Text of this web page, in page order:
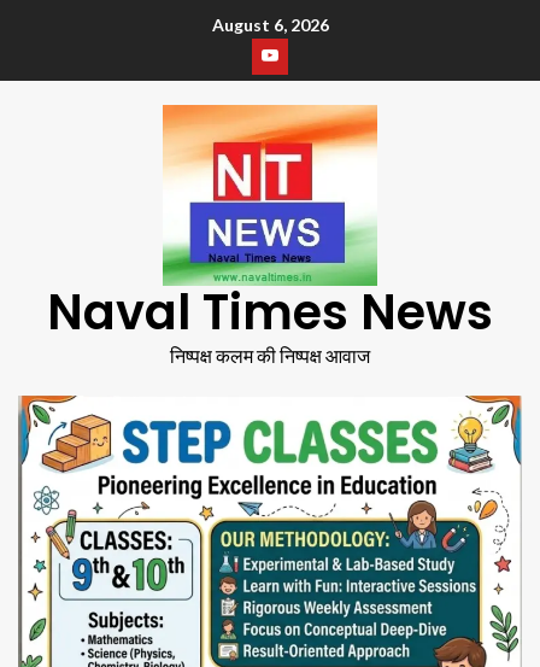
August 6, 2026
Naval Times News
निष्पक्ष कलम की निष्पक्ष आवाज